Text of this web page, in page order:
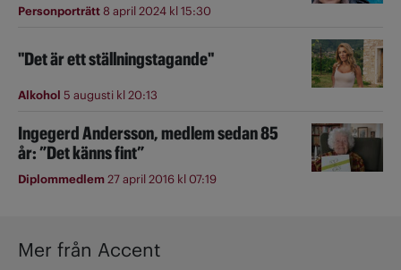
Personporträtt8 april 2024 kl 15:30
"Det är ett ställningstagande"
Alkohol 5 augusti kl 20:13
Ingegerd Andersson, medlem sedan 85
år: ”Det känns fint”
Diplommedlem27 april 2016 kl 07:19
Mer från Accent